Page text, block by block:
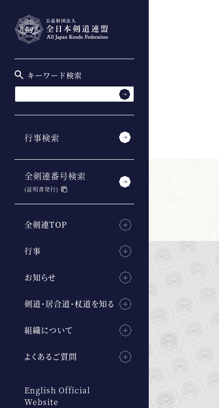
キーワード検索
行事検索
全剣連番号検索
(証明書発行)
全剣連TOP
行事
お知らせ
剣道・居合道・杖道を知る
組織について
よくあるご質問
English Official
Website